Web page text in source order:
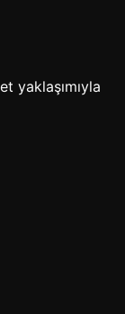
yaklaşımıyla